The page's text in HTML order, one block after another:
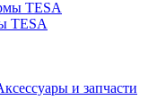
TESA
и запчасти